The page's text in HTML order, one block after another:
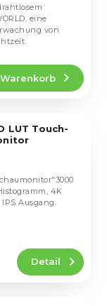
eine
von
LUT Touch-
Detail
4K
IPS Ausgang.